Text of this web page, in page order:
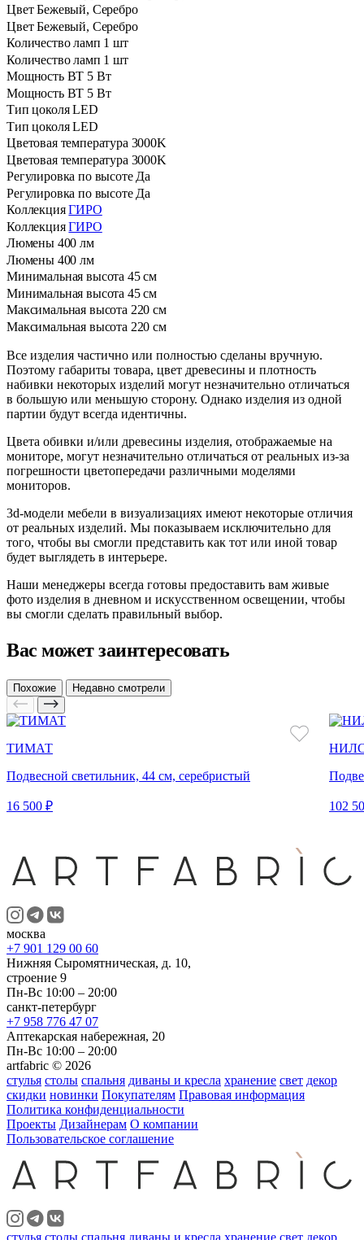
Цвет Бежевый, Серебро
Цвет Бежевый, Серебро
Количество ламп 1 шт
Количество ламп 1 шт
Мощность ВТ 5 Вт
Мощность ВТ 5 Вт
Тип цоколя LED
Тип цоколя LED
Цветовая температура 3000K
Цветовая температура 3000K
Регулировка по высоте Да
Регулировка по высоте Да
Коллекция ГИРО
Коллекция ГИРО
⁠Люмены 400 лм
⁠Люмены 400 лм
Минимальная высота 45 см
Минимальная высота 45 см
Максимальная высота 220 см
Максимальная высота 220 см
Все изделия частично или полностью сделаны вручную.
Поэтому габариты товара, цвет древесины и плотность
набивки некоторых изделий могут незначительно отличаться
в большую или меньшую сторону. Однако изделия из одной
партии будут всегда идентичны.
Цвета обивки и/или древесины изделия, отображаемые на
мониторе, могут незначительно отличаться от реальных из-за
погрешности цветопередачи различными моделями
мониторов.
3d-модели мебели в визуализациях имеют некоторые отличия
от реальных изделий. Мы показываем исключительно для
того, чтобы вы смогли представить как тот или иной товар
будет выглядеть в интерьере.
Наши менеджеры всегда готовы предоставить вам живые
фото изделия в дневном и искусственном освещении, чтобы
вы смогли сделать правильный выбор.
Вас может заинтересовать
Похожие Недавно смотрели
ТИМАТ
Подвесной светильник, 44 см, серебристый
16 500 ₽ 102
москва
+7 901 129 00 60
Нижняя Сыромятническая, д. 10,
строение 9
Пн-Вс 10:00 – 20:00
санкт-петербург
+7 958 776 47 07
Аптекарская набережная, 20
Пн-Вс 10:00 – 20:00
artfabric © 2026
стулья столы спальня диваны и кресла хранение свет декор
скидки новинки Покупателям Правовая информация
Политика конфиденциальности
Проекты Дизайнерам О компании
Пользовательское соглашение
стулья столы спальня диваны и кресла хранение свет декор